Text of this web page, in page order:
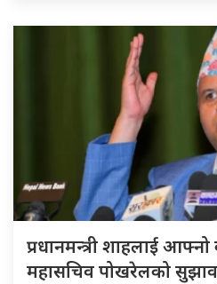
प्रधानमन्त्री शाहलाई
महासचिव पोखरेलको सुझाव